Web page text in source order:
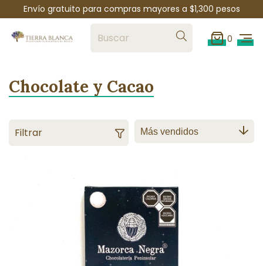
Envío gratuito para compras mayores a $1,300 pesos
0
Chocolate y Cacao
Filtrar